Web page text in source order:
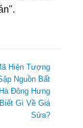
Hiện Tượng
Nguồn Bất
Đông Hưng
Gì Về Giá
Sửa?